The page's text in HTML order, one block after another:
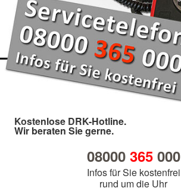
Kostenlose DRK-Hotline.
Wir beraten Sie gerne.
08000 365000
Infos für Sie kostenfrei
rund um die Uhr